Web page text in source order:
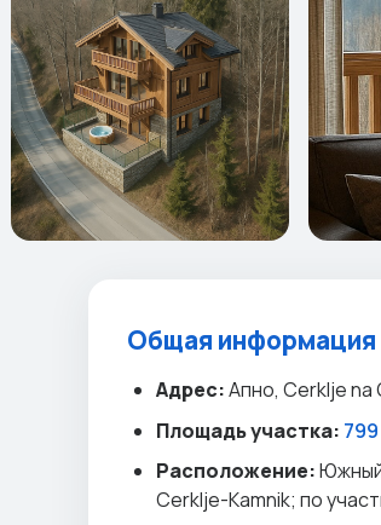
Общая информация
Адрес:Апно, Cerklje
Площадь участка: 799
Расположение:
Cerklje-Kamnik; по